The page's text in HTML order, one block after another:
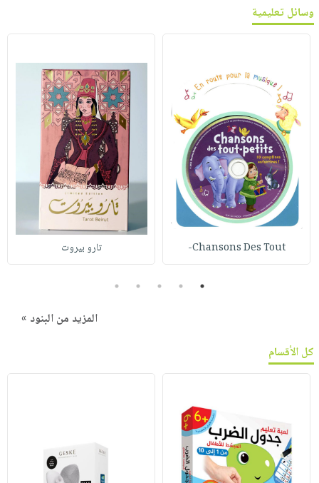
وسائل تعليمية
Chansons Des Tout- تارو بيروت
1
2
3
4
5
المزيد من البنود »
كل الأقسام